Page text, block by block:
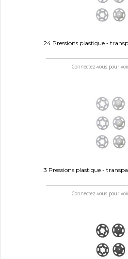
24 Pressions plastique -
Connectez-vous pour
3 Pressions plastique -
Connectez-vous pour